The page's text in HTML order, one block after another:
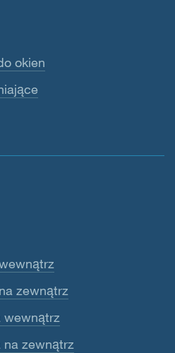
okien
zewnątrz
wewnątrz
zewnątrz